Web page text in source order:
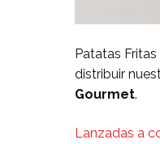
Patatas
distribuir
Gourmet.
Lanzadas a